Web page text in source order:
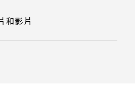
和影片